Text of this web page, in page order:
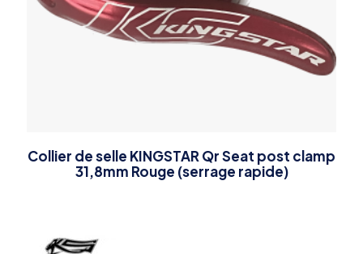
Collier de selle KINGSTAR Qr Seat post clamp
31,8mm Rouge (serrage rapide)